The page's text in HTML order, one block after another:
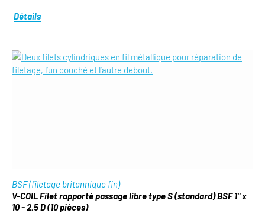
Détails
BSF (filetage britannique fin)
V-COIL Filet rapporté passage libre type S (standard) BSF 1" x
10 - 2.5 D (10 pièces)